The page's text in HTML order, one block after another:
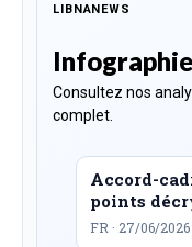
LIBNANEWS
Consultez nos
complet.
Accord-
points
FR · 27/06/2026